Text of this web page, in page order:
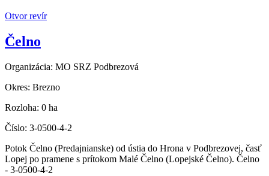
Otvor revír
Čelno
Organizácia: MO SRZ Podbrezová
Okres: Brezno
Rozloha: 0 ha
Číslo: 3-0500-4-2
Potok Čelno (Predajnianske) od ústia do Hrona v Podbrezovej, časť
Lopej po pramene s prítokom Malé Čelno (Lopejské Čelno). Čelno
- 3-0500-4-2